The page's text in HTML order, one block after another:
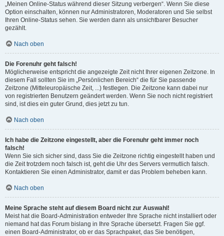
„Meinen Online-Status während dieser Sitzung verbergen“. Wenn Sie diese
Option einschalten, können nur Administratoren, Moderatoren und Sie selbst
Ihren Online-Status sehen. Sie werden dann als unsichtbarer Besucher
gezählt.
Nach oben
Die Forenuhr geht falsch!
Möglicherweise entspricht die angezeigte Zeit nicht Ihrer eigenen Zeitzone. In
diesem Fall sollten Sie im „Persönlichen Bereich“ die für Sie passende
Zeitzone (Mitteleuropäische Zeit, ...) festlegen. Die Zeitzone kann dabei nur
von registrierten Benutzern geändert werden. Wenn Sie noch nicht registriert
sind, ist dies ein guter Grund, dies jetzt zu tun.
Nach oben
Ich habe die Zeitzone eingestellt, aber die Forenuhr geht immer noch
falsch!
Wenn Sie sich sicher sind, dass Sie die Zeitzone richtig eingestellt haben und
die Zeit trotzdem noch falsch ist, geht die Uhr des Servers vermutlich falsch.
Kontaktieren Sie einen Administrator, damit er das Problem beheben kann.
Nach oben
Meine Sprache steht auf diesem Board nicht zur Auswahl!
Meist hat die Board-Administration entweder Ihre Sprache nicht installiert oder
niemand hat das Forum bislang in Ihre Sprache übersetzt. Fragen Sie ggf.
einen Board-Administrator, ob er das Sprachpaket, das Sie benötigen,